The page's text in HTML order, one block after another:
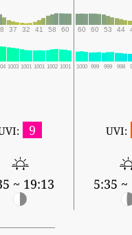
37 32 41 58 60 60 60 53 44
1003 1001 1001 1002 1001 1000 999 999 998
9
~ 19:13
UVI:
5:35 ~